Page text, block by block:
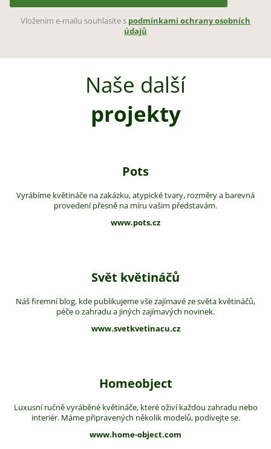
Vložením e-mailu souhlasíte s podmínkami ochrany osobních
údajů
Naše další
projekty
Pots
Vyrábíme květináče na zakázku, atypické tvary, rozměry a barevná
provedení přesně na míru vašim představám.
www.pots.cz
Svět květináčů
Náš firemní blog, kde publikujeme vše zajímavé ze světa květináčů,
péče o zahradu a jiných zajímavých novinek.
www.svetkvetinacu.cz
Homeobject
Luxusní ručně vyráběné květináče, které oživí každou zahradu nebo
interiér. Máme připravených několik modelů, podívejte se.
www.home-object.com